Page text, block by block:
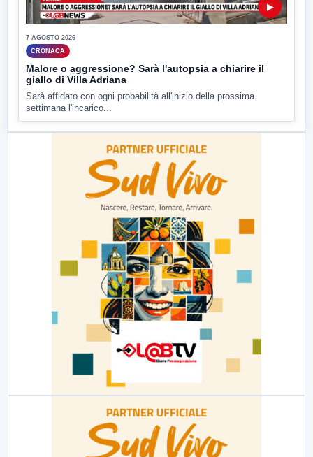
▶
7 AGOSTO 2026
CRONACA
Malore o aggressione? Sarà l'autopsia a chiarire il
giallo di Villa Adriana
Sarà affidato con ogni probabilità all'inizio della prossima
settimana l'incarico...